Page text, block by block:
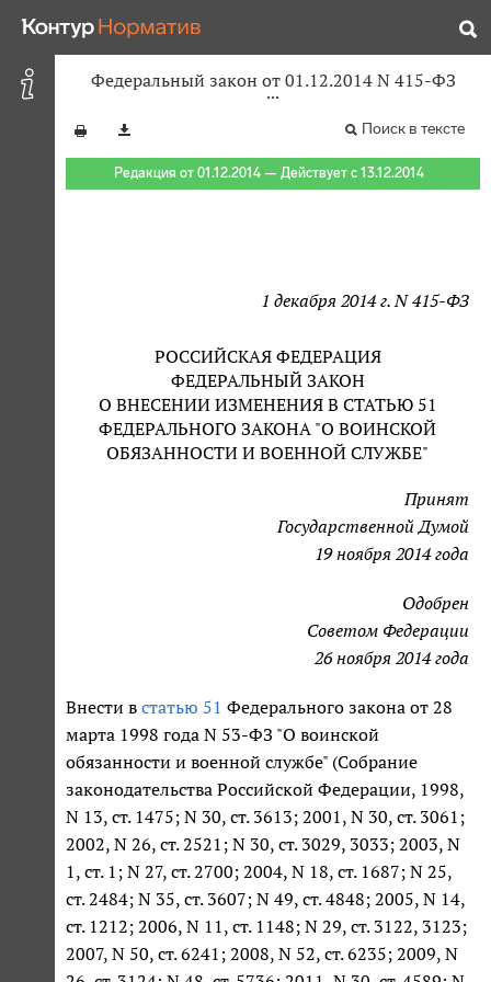
Федеральный закон от 01.12.2014 N 415-ФЗ
Поиск в тексте
Редакция от 01.12.2014 — Действует с 13.12.2014
1 декабря 2014 г. N 415-ФЗ
РОССИЙСКАЯ ФЕДЕРАЦИЯ
ФЕДЕРАЛЬНЫЙ ЗАКОН
О ВНЕСЕНИИ ИЗМЕНЕНИЯ В СТАТЬЮ 51
ФЕДЕРАЛЬНОГО ЗАКОНА "О ВОИНСКОЙ
ОБЯЗАННОСТИ И ВОЕННОЙ СЛУЖБЕ"
Принят
Государственной Думой
19 ноября 2014 года
Одобрен
Советом Федерации
26 ноября 2014 года
Внести в статью 51 Федерального закона от 28
марта 1998 года N 53-ФЗ "О воинской
обязанности и военной службе" (Собрание
законодательства Российской Федерации, 1998,
N 13, ст. 1475; N 30, ст. 3613; 2001, N 30, ст. 3061;
2002, N 26, ст. 2521; N 30, ст. 3029, 3033; 2003, N
1, ст. 1; N 27, ст. 2700; 2004, N 18, ст. 1687; N 25,
ст. 2484; N 35, ст. 3607; N 49, ст. 4848; 2005, N 14,
ст. 1212; 2006, N 11, ст. 1148; N 29, ст. 3122, 3123;
2007, N 50, ст. 6241; 2008, N 52, ст. 6235; 2009, N